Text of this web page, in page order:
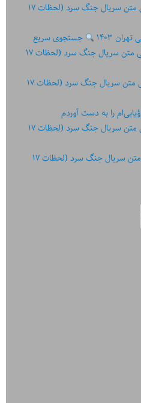
قطعه جاده‌ها: موسیقی متن سریال جنگ سرد (لحظات ۱۷
۱۴۰۳
جستجوی سریع
قطعه جاده‌ها: موسیقی متن سریال جنگ سرد (لحظات ۱۷
قطعه جاده‌ها: موسیقی متن سریال جنگ سرد (لحظات ۱۷
را به دست آوردم
قطعه جاده‌ها: موسیقی متن سریال جنگ سرد (لحظات ۱۷
قطعه جاده‌ها: موسیقی متن سریال جنگ سرد (لحظات ۱۷